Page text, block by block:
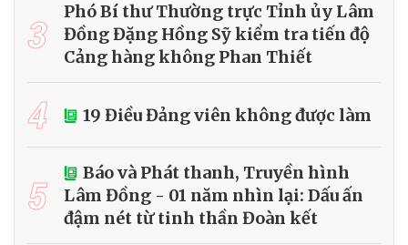
3
Phó Bí thư Thường trực Tỉnh ủy Lâm
Đồng Đặng Hồng Sỹ kiểm tra tiến độ
Cảng hàng không Phan Thiết
4 19 Điều Đảng viên không được làm
5
Báo và Phát thanh, Truyền hình
Lâm Đồng - 01 năm nhìn lại: Dấu ấn
đậm nét từ tinh thần Đoàn kết